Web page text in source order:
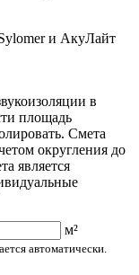
и АкуЛайт
в
площадь
Смета
округления до
является
м²
автоматически.